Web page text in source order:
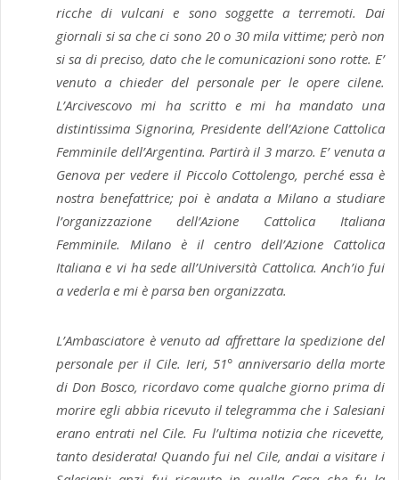
ricche di vulcani e sono soggette a terremoti. Dai
giornali si sa che ci sono 20 o 30 mila vittime; però non
si sa di preciso, dato che le comunicazioni sono rotte. E’
venuto a chieder del personale per le opere cilene.
L’Arcivescovo mi ha scritto e mi ha mandato una
distintissima Signorina, Presidente dell’Azione Cattolica
Femminile dell’Argentina. Partirà il 3 marzo. E’ venuta a
Genova per vedere il Piccolo Cottolengo, perché essa è
nostra benefattrice; poi è andata a Milano a studiare
l’organizzazione dell’Azione Cattolica Italiana
Femminile. Milano è il centro dell’Azione Cattolica
Italiana e vi ha sede all’Università Cattolica. Anch’io fui
a vederla e mi è parsa ben organizzata.
L’Ambasciatore è venuto ad affrettare la spedizione del
personale per il Cile. Ieri, 51° anniversario della morte
di Don Bosco, ricordavo come qualche giorno prima di
morire egli abbia ricevuto il telegramma che i Salesiani
erano entrati nel Cile. Fu l’ultima notizia che ricevette,
tanto desiderata! Quando fui nel Cile, andai a visitare i